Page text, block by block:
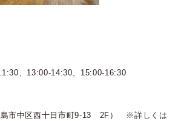
、13:00-14:30、15:00-16:30
島市中区西十日市町9-13 2F） ※詳しくは